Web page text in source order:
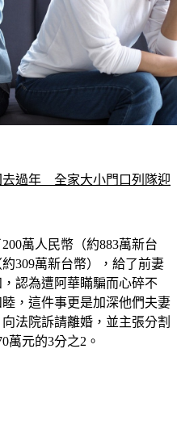
過年　全家大小門口列隊迎
萬人民幣（約883萬新台
309萬新台幣），給了前妻
認為遭阿華瞞騙而心碎不
，這件事更是加深他們夫妻
法院訴請離婚，並主張分割
萬元的3分之2。